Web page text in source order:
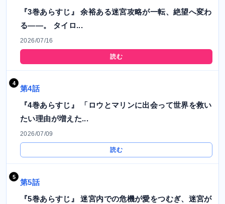
『3巻あらすじ』 余裕ある迷宮攻略が一転、絶望へ変わ
る――。 タイロ...
2026/07/16
読む
第4話
『4巻あらすじ』 「ロウとマリンに出会って世界を救い
たい理由が増えた...
2026/07/09
読む
第5話
『5巻あらすじ』 迷宮内での危機が愛をつむぎ、迷宮が